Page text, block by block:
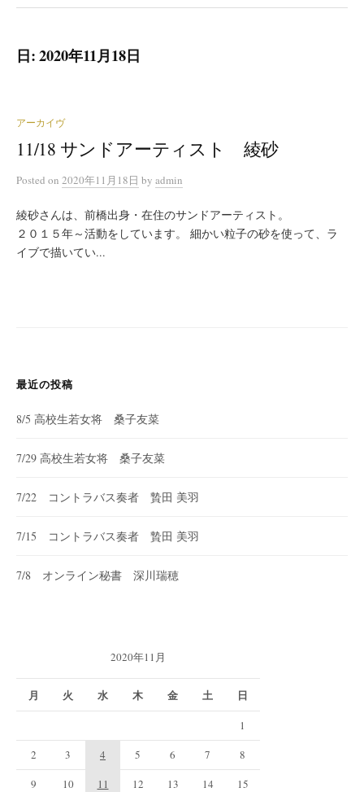
日:2020年11月18日
アーカイヴ
11/18 サンドアーティスト 綾砂
Posted on 2020年11月18日 by admin
綾砂さんは、前橋出身・在住のサンドアーティスト。
２０１５年～活動をしています。 細かい粒子の砂を使って、ラ
イブで描いてい...
最近の投稿
8/5 高校生若女将 桑子友菜
7/29 高校生若女将 桑子友菜
7/22 コントラバス奏者 贄田 美羽
7/15 コントラバス奏者 贄田 美羽
7/8 オンライン秘書 深川瑞穂
2020年11月
月 火 水 木 金 土 日
1
2
3 4 5 6 7
8
9
10 11 12 13 14
15